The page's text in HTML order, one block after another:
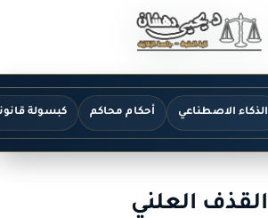
الذكاء الاصطناعي أحكام محاكم كبسولة
القذف العلني